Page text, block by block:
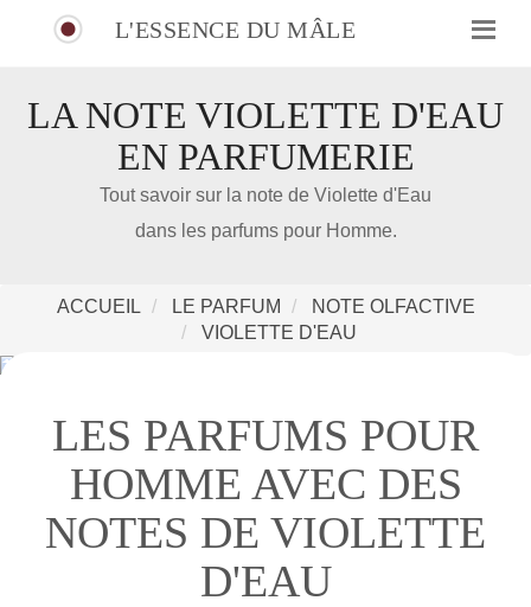
L'ESSENCE DU MÂLE
LA NOTE VIOLETTE D'EAU
EN PARFUMERIE
Tout savoir sur la note de Violette d'Eau
dans les parfums pour Homme.
ACCUEIL LE PARFUM
NOTE OLFACTIVE
VIOLETTE D'EAU
LES PARFUMS POUR
HOMME AVEC DES
NOTES DE VIOLETTE
D'EAU
IDÉE CADEAU DE NOËL
Notre nouveau livre 100 Parfums Pour Homme